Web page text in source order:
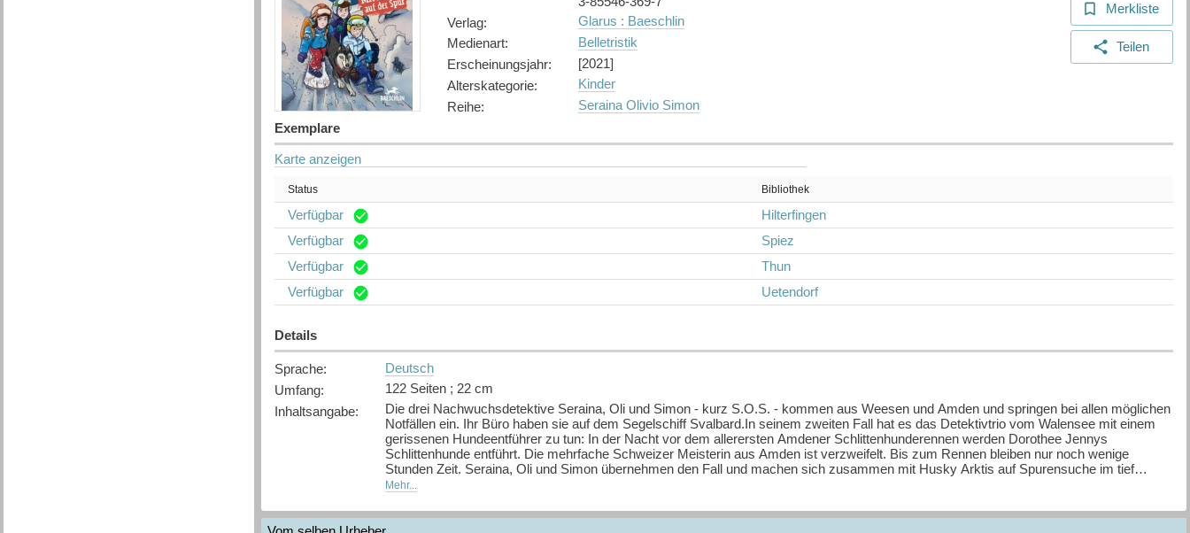
Verlag:
Glarus : Baeschlin
Medienart:
Belletristik
Erscheinungsjahr:
[2021]
Alterskategorie:
Kinder
Reihe: Seraina Olivio Simon
Merkliste
Teilen
Exemplare
Karte anzeigen
Status Bibliothek
Verfügbar
Hilterfingen
Verfügbar
Spiez
Verfügbar
Thun
Verfügbar
Uetendorf
Details
Sprache:
Deutsch
Umfang:
122 Seiten ; 22 cm
Inhaltsangabe:
Die drei Nachwuchsdetektive Seraina, Oli und Simon - kurz S.O.S. - kommen aus Weesen und Amden und springen bei allen möglichen
Notfällen ein. Ihr Büro haben sie auf dem Segelschiff Svalbard.In seinem zweiten Fall hat es das Detektivtrio vom Walensee mit einem
gerissenen Hundeentführer zu tun: In der Nacht vor dem allerersten Amdener Schlittenhunderennen werden Dorothee Jennys
Schlittenhunde entführt. Die mehrfache Schweizer Meisterin aus Amden ist verzweifelt. Bis zum Rennen bleiben nur noch wenige
Stunden Zeit. Seraina, Oli und Simon übernehmen den Fall und machen sich zusammen mit Husky Arktis auf Spurensuche im tief
verschneiten Amden. Ein Wettlauf gegen die Zeit beginnt.
Mehr...